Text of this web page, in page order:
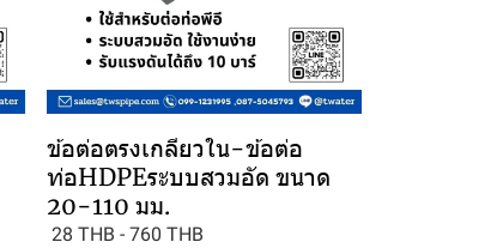
ข้อต่อตรงเกลียวใน-ข้อต่อ
ท่อHDPEระบบสวมอัด ขนาด
20-110 มม.
28 THB - 760 THB